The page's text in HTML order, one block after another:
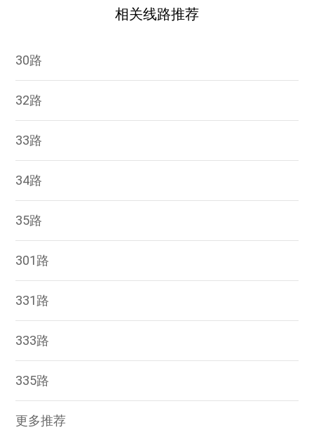
相关线路推荐
30路
32路
33路
34路
35路
301路
331路
333路
335路
更多推荐